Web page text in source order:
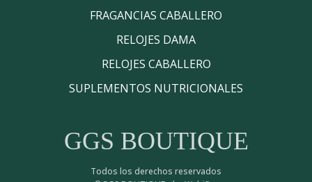
FRAGANCIAS CABALLERO
RELOJES DAMA
RELOJES CABALLERO
SUPLEMENTOS NUTRICIONALES
GGS BOUTIQUE
Todos los derechos reservados